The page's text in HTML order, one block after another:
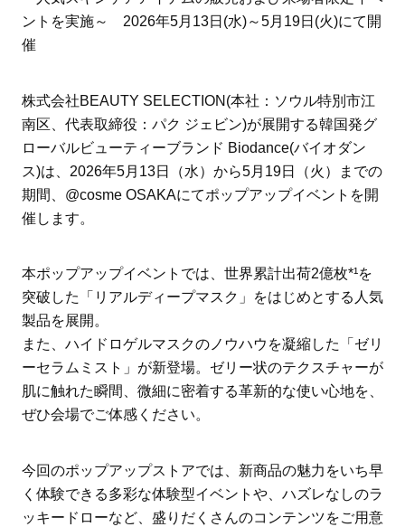
ントを実施～ 2026年5月13日(水)～5月19日(火)にて開
催
株式会社BEAUTY SELECTION(本社：ソウル特別市江
南区、代表取締役：パク ジェビン)が展開する韓国発グ
ローバルビューティーブランド Biodance(バイオダン
ス)は、2026年5月13日（水）から5月19日（火）までの
期間、@cosme OSAKAにてポップアップイベントを開
催します。
本ポップアップイベントでは、世界累計出荷2億枚*¹を
突破した「リアルディープマスク」をはじめとする人気
製品を展開。
また、ハイドロゲルマスクのノウハウを凝縮した「ゼリ
ーセラムミスト」が新登場。ゼリー状のテクスチャーが
肌に触れた瞬間、微細に密着する革新的な使い心地を、
ぜひ会場でご体感ください。
今回のポップアップストアでは、新商品の魅力をいち早
く体験できる多彩な体験型イベントや、ハズレなしのラ
ッキードローなど、盛りだくさんのコンテンツをご用意